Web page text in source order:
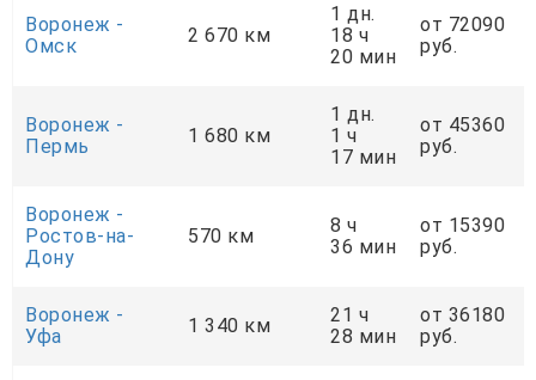
Воронеж -
Омск
2 670 км
1 дн.
18 ч
20 мин
от 72090
руб.
Воронеж -
Пермь
1 680 км
1 дн.
1 ч
17 мин
от 45360
руб.
Воронеж -
Ростов-на-
Дону
570 км
8 ч
36 мин
от 15390
руб.
Воронеж -
Уфа
1 340 км
21 ч
28 мин
от 36180
руб.